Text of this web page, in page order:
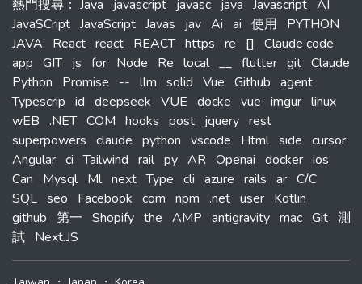
熱門搜尋 ： Java javascript javasc java Javascript AI
JavaSCript JavaScript Javas jav Ai ai 使用
PYTHON
JAVA
React react REACT https re []
Claude code
app GIT js for Node Re local __ flutter git Claude
Python
Promise -- llm solid Vue Github agent
Typescrip id deepseek VUE docke vue imgur linux
wEB .NET COM hooks post jquery rest
superpowers claude python vscode Html side cursor
Angular ci Tailwind rail py AR Openai docker ios
Can
Mysql Ml next Type cli azure rails ar C/C
SQL seo Facebook com npm .net user Kotlin
github 第一 Shopify the AMP antigravity mac Git 測
試 Next.JS